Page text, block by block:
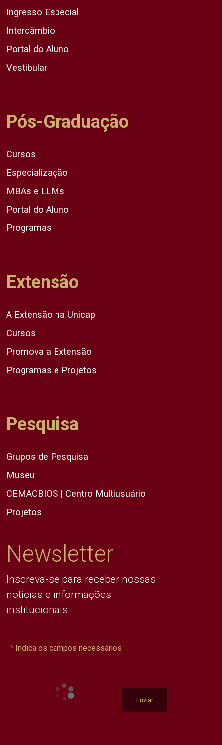
Ingresso Especial
Intercâmbio
Portal do Aluno
Vestibular
Pós-Graduação
Cursos
Especialização
MBAs e LLMs
Portal do Aluno
Programas
Extensão
A Extensão na Unicap
Cursos
Promova a Extensão
Programas e Projetos
Pesquisa
Grupos de Pesquisa
Museu
CEMACBIOS | Centro Multiusuário
Projetos
Newsletter
Inscreva-se para receber nossas
notícias e informações
institucionais.
Indica os campos necessários
Enviar